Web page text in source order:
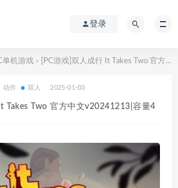
登录
单机游戏 > [PC游戏]双人成行 It Takes Two 官方中文v20241213|容量44.8GB|单机版
动作 双人 2025-01-03
Takes Two 官方中文v20241213|容量4